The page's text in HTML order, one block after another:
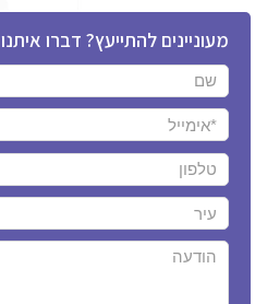
מעוניינים להתייעץ? דברו איתנו